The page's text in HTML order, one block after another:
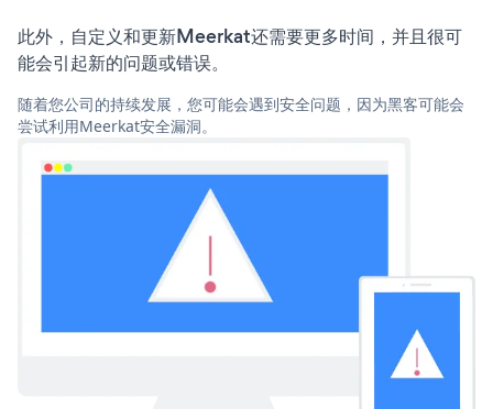
此外，自定义和更新Meerkat还需要更多时间，并且很可
能会引起新的问题或错误。
随着您公司的持续发展，您可能会遇到安全问题，因为黑客可能会
尝试利用Meerkat安全漏洞。